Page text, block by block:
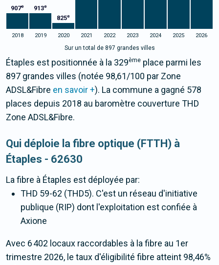
907e 913e
825e
2018 2019 2020 2021 2022 2023 2024 2025 2026
Sur un total de 897 grandes villes
Étaples est positionnée à la 329ème place parmi les
897 grandes villes (notée 98,61/100 par Zone
ADSL&Fibre en savoir +). La commune a gagné 578
places depuis 2018 au baromètre couverture THD
Zone ADSL&Fibre.
Qui déploie la fibre optique (FTTH) à
Étaples - 62630
La fibre à Étaples est déployée par:
THD 59-62 (THD5). C'est un réseau d'initiative
publique (RIP) dont l'exploitation est confiée à
Axione
Avec 6 402 locaux raccordables à la fibre au 1er
trimestre 2026, le taux d'éligibilité fibre atteint 98,46%